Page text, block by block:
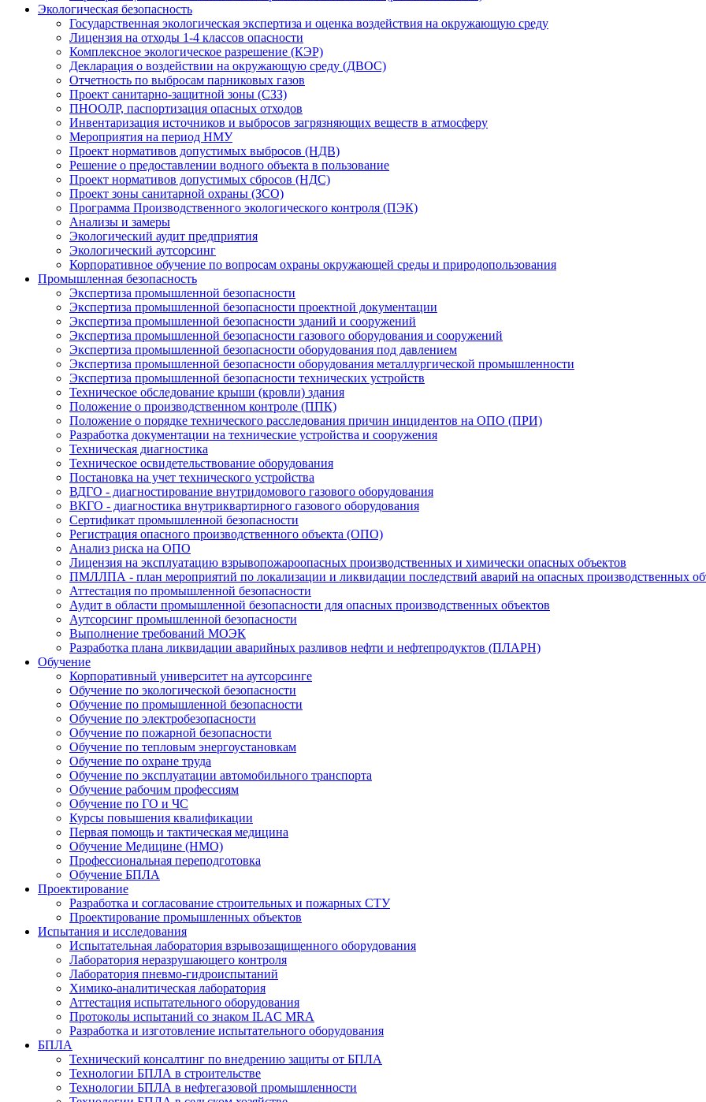
Экологическая безопасность
Государственная экологическая экспертиза и оценка воздействия на окружающую среду
Лицензия на отходы 1-4 классов опасности
Комплексное экологическое разрешение (КЭР)
Декларация о воздействии на окружающую среду (ДВОС)
Отчетность по выбросам парниковых газов
Проект санитарно-защитной зоны (СЗЗ)
ПНООЛР, паспортизация опасных отходов
Инвентаризация источников и выбросов загрязняющих веществ в атмосферу
Мероприятия на период НМУ
Проект нормативов допустимых выбросов (НДВ)
Решение о предоставлении водного объекта в пользование
Проект нормативов допустимых сбросов (НДС)
Проект зоны санитарной охраны (ЗСО)
Программа Производственного экологического контроля (ПЭК)
Анализы и замеры
Экологический аудит предприятия
Экологический аутсорсинг
Корпоративное обучение по вопросам охраны окружающей среды и природопользования
Промышленная безопасность
Экспертиза промышленной безопасности
Экспертиза промышленной безопасности проектной документации
Экспертиза промышленной безопасности зданий и сооружений
Экспертиза промышленной безопасности газового оборудования и сооружений
Экспертиза промышленной безопасности оборудования под давлением
Экспертиза промышленной безопасности оборудования металлургической промышленности
Экспертиза промышленной безопасности технических устройств
Техническое обследование крыши (кровли) здания
Положение о производственном контроле (ППК)
Положение о порядке технического расследования причин инцидентов на ОПО (ПРИ)
Разработка документации на технические устройства и сооружения
Техническая диагностика
Техническое освидетельствование оборудования
Постановка на учет технического устройства
ВДГО - диагностирование внутридомового газового оборудования
ВКГО - диагностика внутриквартирного газового оборудования
Сертификат промышленной безопасности
Регистрация опасного производственного объекта (ОПО)
Анализ риска на ОПО
Лицензия на эксплуатацию взрывопожароопасных производственных и химически опасных объектов
ПМЛЛПА - план мероприятий по локализации и ликвидации последствий аварий на опасных производственных
Аттестация по промышленной безопасности
Аудит в области промышленной безопасности для опасных производственных объектов
Аутсорсинг промышленной безопасности
Выполнение требований МОЭК
Разработка плана ликвидации аварийных разливов нефти и нефтепродуктов (ПЛАРН)
Обучение
Корпоративный университет на аутсорсинге
Обучение по экологической безопасности
Обучение по промышленной безопасности
Обучение по электробезопасности
Обучение по пожарной безопасности
Обучение по тепловым энергоустановкам
Обучение по охране труда
Обучение по эксплуатации автомобильного транспорта
Обучение рабочим профессиям
Обучение по ГО и ЧС
Курсы повышения квалификации
Первая помощь и тактическая медицина
Обучение Медицине (НМО)
Профессиональная переподготовка
Обучение БПЛА
Проектирование
Разработка и согласование строительных и пожарных СТУ
Проектирование промышленных объектов
Испытания и исследования
Испытательная лаборатория взрывозащищенного оборудования
Лаборатория неразрушающего контроля
Лаборатория пневмо-гидроиспытаний
Химико-аналитическая лаборатория
Аттестация испытательного оборудования
Протоколы испытаний со знаком ILAC MRA
Разработка и изготовление испытательного оборудования
БПЛА
Технический консалтинг по внедрению защиты от БПЛА
Технологии БПЛА в строительстве
Технологии БПЛА в нефтегазовой промышленности